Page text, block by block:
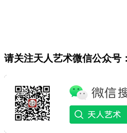
请关注天人艺术微信公众号：